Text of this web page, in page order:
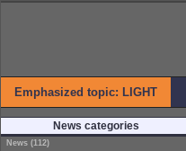
Emphasized topic: LIGHT
News categories
News (112)